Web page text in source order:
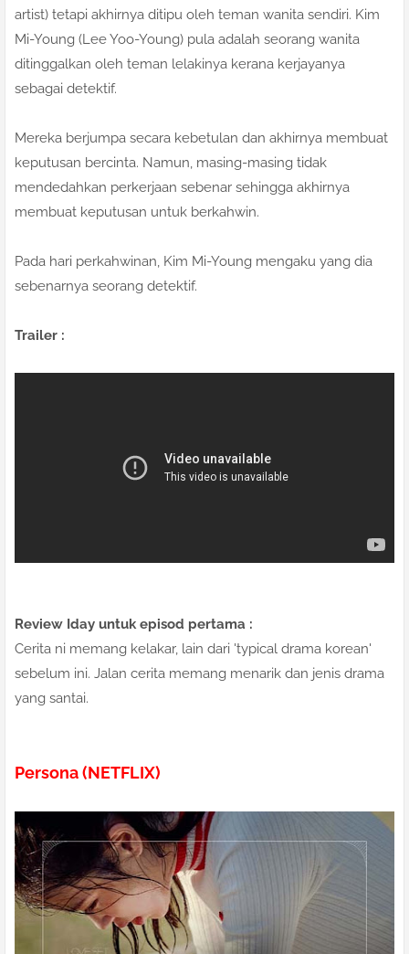
artist) tetapi akhirnya ditipu oleh teman wanita sendiri. Kim
Mi-Young (Lee Yoo-Young) pula adalah seorang wanita
ditinggalkan oleh teman lelakinya kerana kerjayanya
sebagai detektif.
Mereka berjumpa secara kebetulan dan akhirnya membuat
keputusan bercinta. Namun, masing-masing tidak
mendedahkan perkerjaan sebenar sehingga akhirnya
membuat keputusan untuk berkahwin.
Pada hari perkahwinan, Kim Mi-Young mengaku yang dia
sebenarnya seorang detektif.
Trailer :
Review Iday untuk episod pertama :
Cerita ni memang kelakar, lain dari 'typical drama korean'
sebelum ini. Jalan cerita memang menarik dan jenis drama
yang santai.
Persona (NETFLIX)